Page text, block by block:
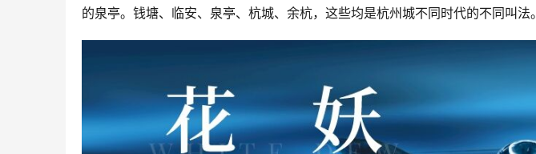
的泉亭。钱塘、临安、泉亭、杭城、余杭，这些均是杭州城不同时代的不同叫法。